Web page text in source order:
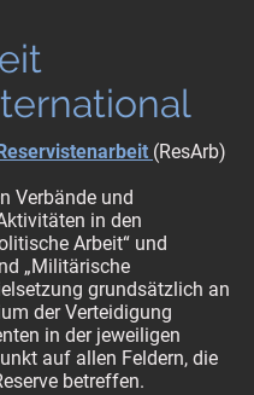
(ResArb)
Verbände und
in den
Arbeit“ und
„Militärische
grundsätzlich an
der Verteidigung
in der jeweiligen
auf allen Feldern, die
betreffen.